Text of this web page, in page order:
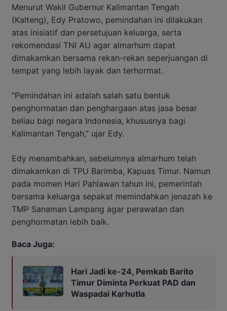
Menurut Wakil Gubernur Kalimantan Tengah
(Kalteng), Edy Pratowo, pemindahan ini dilakukan
atas inisiatif dan persetujuan keluarga, serta
rekomendasi TNI AU agar almarhum dapat
dimakamkan bersama rekan-rekan seperjuangan di
tempat yang lebih layak dan terhormat.
“Pemindahan ini adalah salah satu bentuk
penghormatan dan penghargaan atas jasa besar
beliau bagi negara Indonesia, khususnya bagi
Kalimantan Tengah,” ujar Edy.
Edy menambahkan, sebelumnya almarhum telah
dimakamkan di TPU Barimba, Kapuas Timur. Namun
pada momen Hari Pahlawan tahun ini, pemerintah
bersama keluarga sepakat memindahkan jenazah ke
TMP Sanaman Lampang agar perawatan dan
penghormatan lebih baik.
Baca Juga:
Hari Jadi ke-24, Pemkab Barito
Timur Diminta Perkuat PAD dan
Waspadai Karhutla